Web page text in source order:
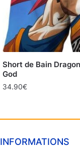
Short de Bain
God
34.90€
INFORMATIONS